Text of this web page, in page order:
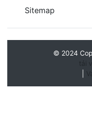
Sitemap
© 2024
tải